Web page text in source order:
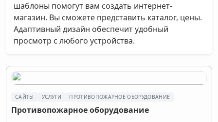
шаблоны помогут вам создать интернет-
магазин. Вы сможете представить каталог, цены.
Адаптивный дизайн обеспечит удобный
просмотр с любого устройства.
САЙТЫ УСЛУГИ ПРОТИВОПОЖАРНОЕ ОБОРУДОВАНИЕ
Противопожарное оборудование